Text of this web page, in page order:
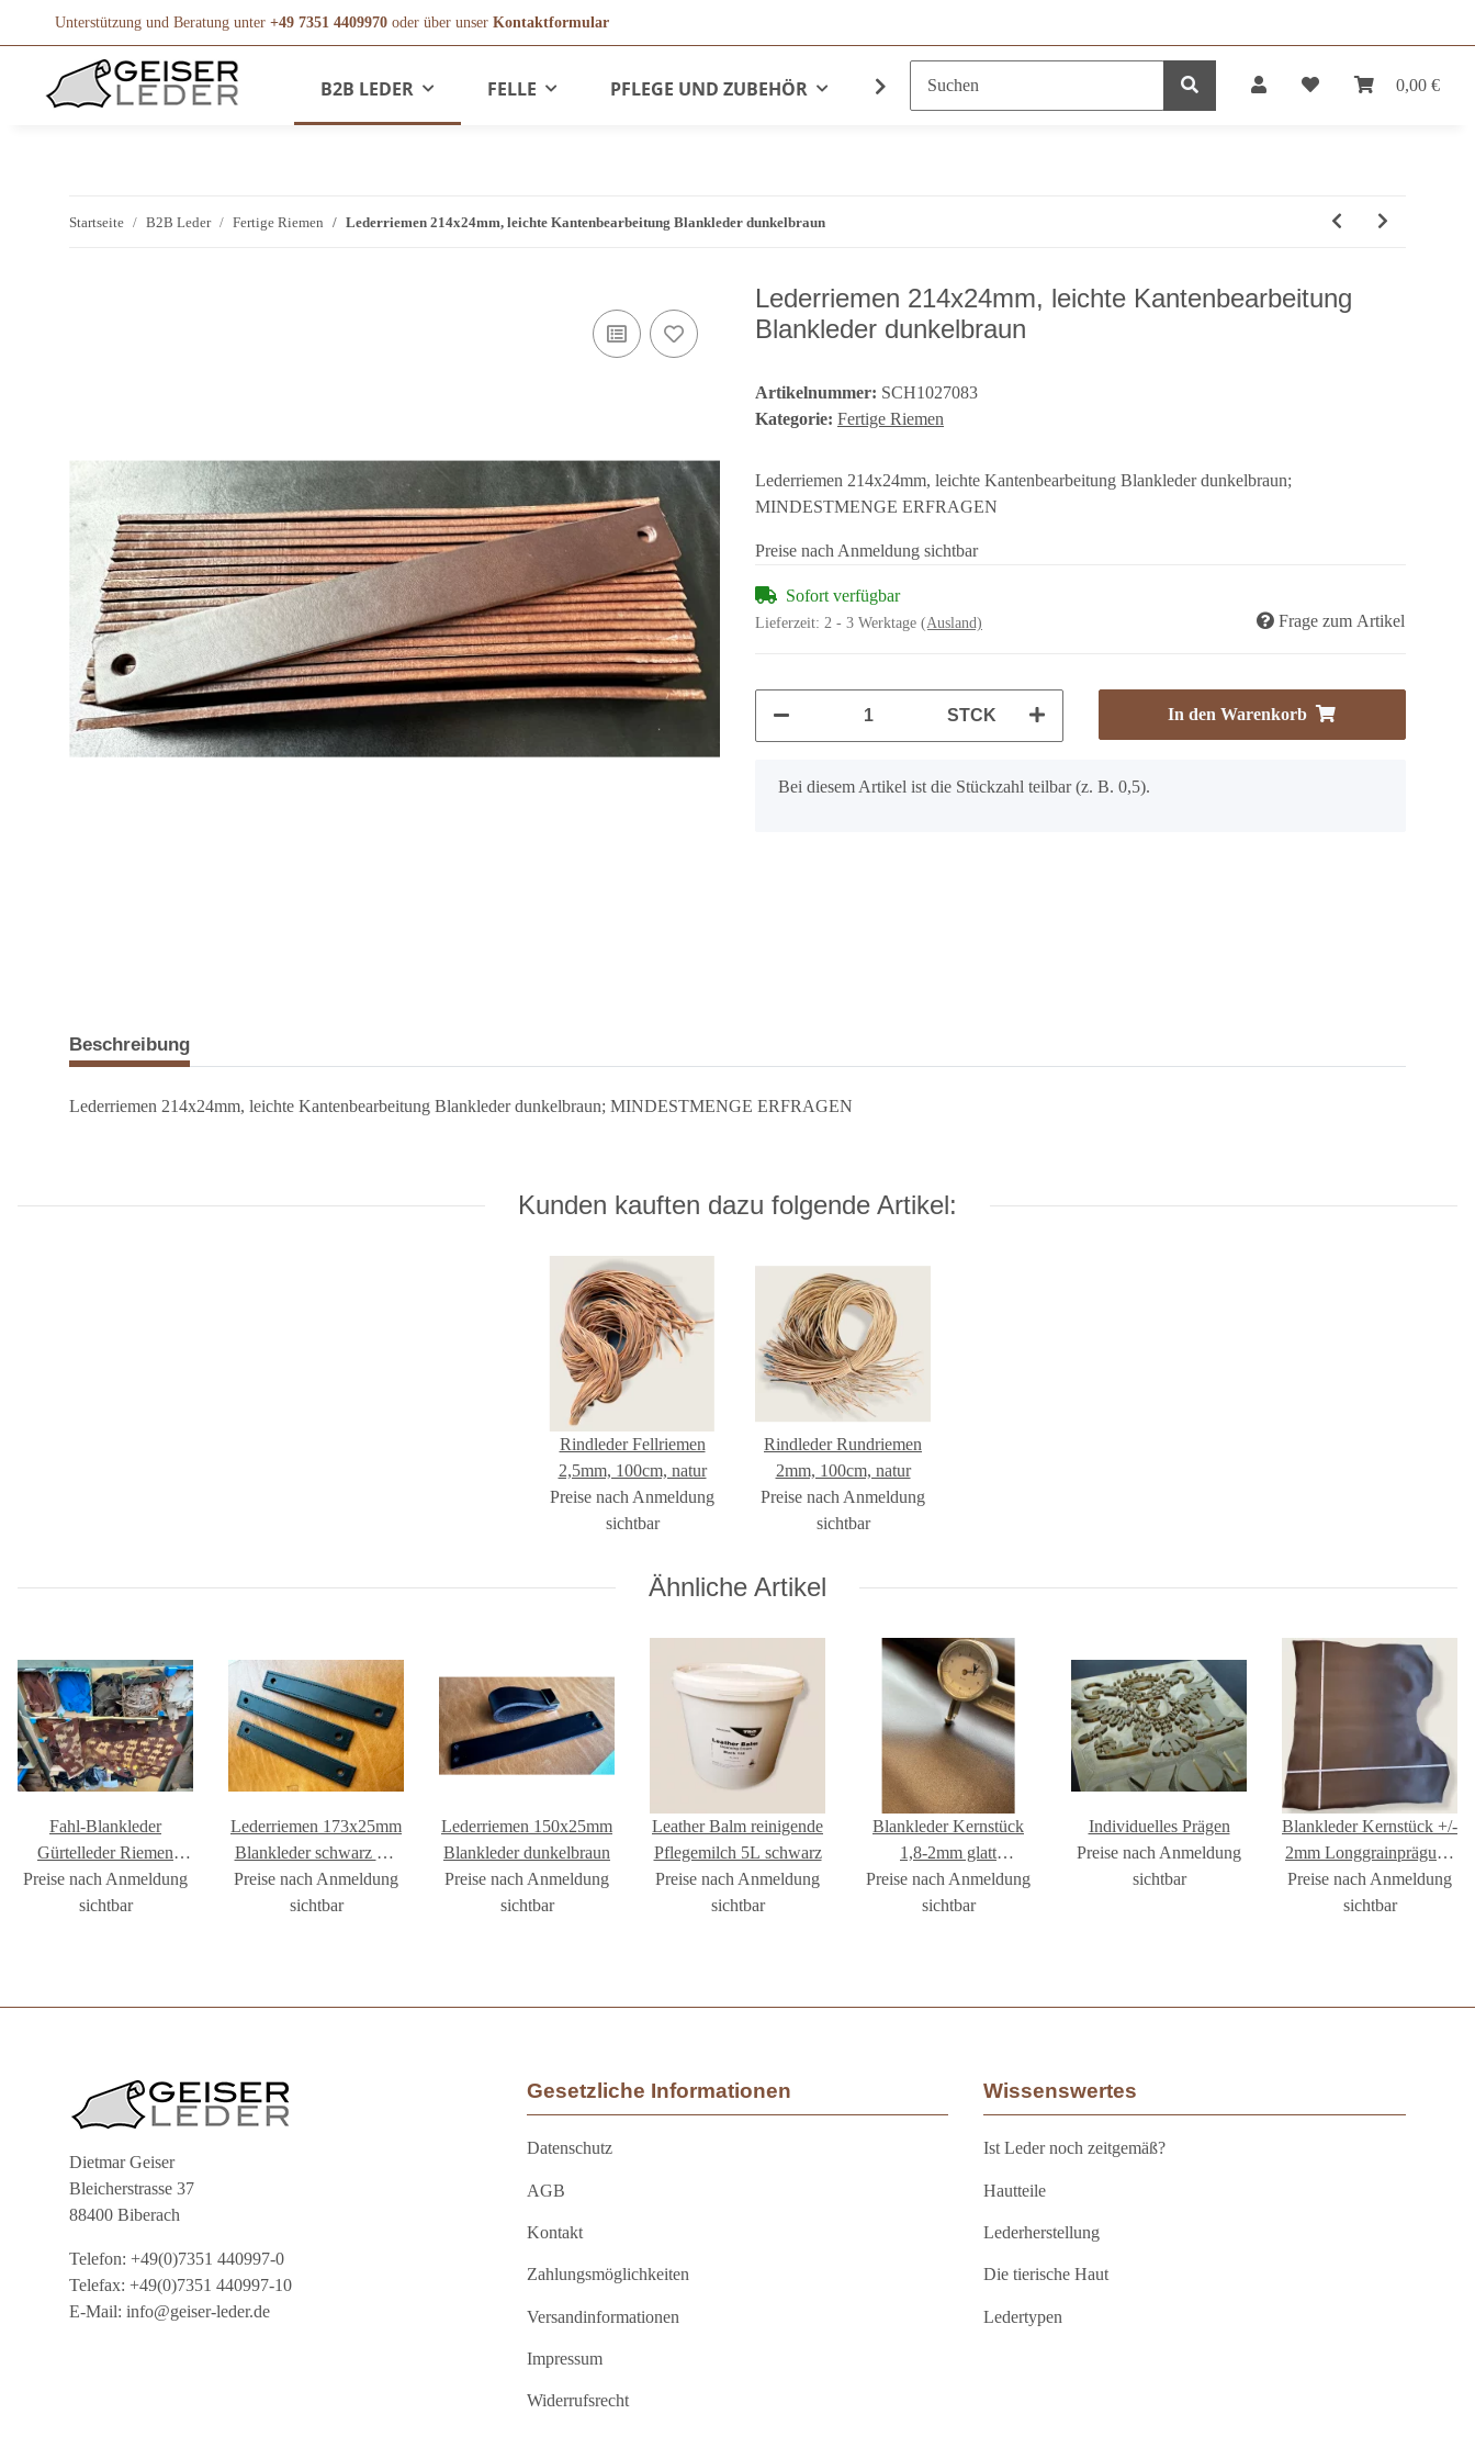
Unterstützung und Beratung unter +49 7351 4409970 oder über unser Kontaktformular
0,00 €
B2B LEDER FELLE PFLEGE UND ZUBEHÖR LEDERPRODUKTE
Startseite B2B Leder Fertige Riemen Lederriemen 214x24mm, leichte Kantenbearbeitung Blankleder dunkelbraun
Lederriemen 214x24mm, leichte Kantenbearbeitung
Blankleder dunkelbraun
Artikelnummer: SCH1027083
Kategorie: Fertige Riemen
Lederriemen 214x24mm, leichte Kantenbearbeitung Blankleder dunkelbraun;
MINDESTMENGE ERFRAGEN
Preise nach Anmeldung sichtbar
Sofort verfügbar
Lieferzeit: 2 - 3 Werktage (Ausland) Frage zum Artikel
STCK In den Warenkorb
x
Bei diesem Artikel ist die Stückzahl teilbar (z. B. 0,5).
Beschreibung
Lederriemen 214x24mm, leichte Kantenbearbeitung Blankleder dunkelbraun; MINDESTMENGE ERFRAGEN
Kunden kauften dazu folgende Artikel:
Rindleder Fellriemen
2,5mm, 100cm, natur
Preise nach Anmeldung
sichtbar
Rindleder Rundriemen
2mm, 100cm, natur
Preise nach Anmeldung
sichtbar
Ähnliche Artikel
Fahl-Blankleder
Gürtelleder Riemen
Reste Anschnitte
Lederwaren
Preise nach Anmeldung
sichtbar
Lederriemen 173x25mm
Blankleder schwarz mit
Ziernaht
Preise nach Anmeldung
sichtbar
Lederriemen 150x25mm
Blankleder dunkelbraun
Preise nach Anmeldung
sichtbar
Leather Balm reinigende
Pflegemilch 5L schwarz
Preise nach Anmeldung
sichtbar
Blankleder Kernstück
1,8-2mm glatt
dunkelbraun
Preise nach Anmeldung
sichtbar
Individuelles Prägen
Preise nach Anmeldung
sichtbar
Blankleder Kernstück +/-
2mm Longgrainprägung
dunkelbraun
Preise nach Anmeldung
sichtbar
Dietmar Geiser
Bleicherstrasse 37
88400 Biberach
Telefon: +49(0)7351 440997-0
Telefax: +49(0)7351 440997-10
E-Mail: info@geiser-leder.de
Gesetzliche Informationen
Datenschutz
AGB
Kontakt
Zahlungsmöglichkeiten
Versandinformationen
Impressum
Widerrufsrecht
Wissenswertes
Ist Leder noch zeitgemäß?
Hautteile
Lederherstellung
Die tierische Haut
Ledertypen